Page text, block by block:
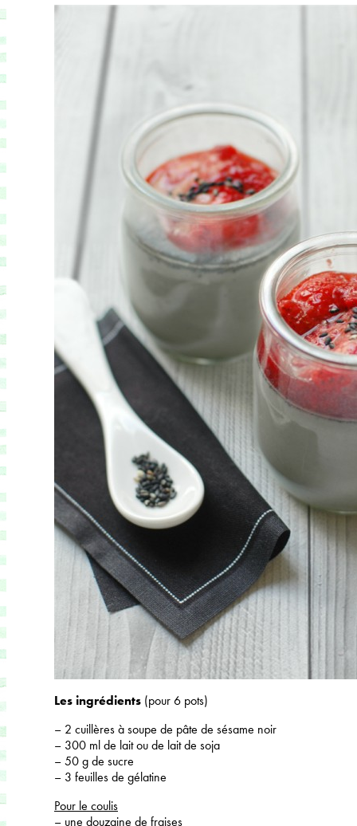
Les ingrédients (pour 6 pots)
– 2 cuillères à soupe de pâte de sésame noir
– 300 ml de lait ou de lait de soja
– 50 g de sucre
– 3 feuilles de gélatine
Pour le coulis
– une douzaine de fraises